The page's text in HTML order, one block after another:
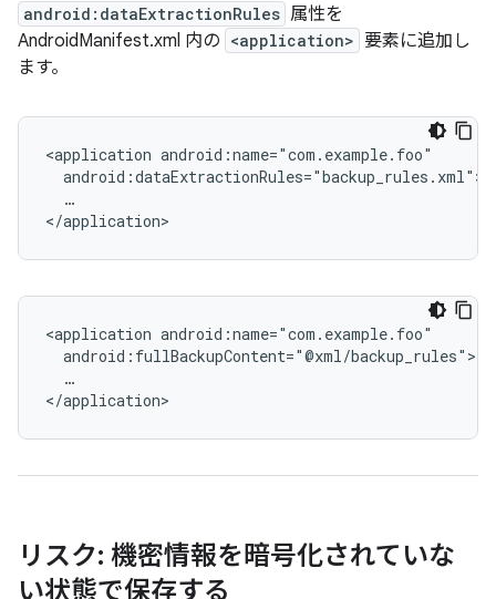
android:dataExtractionRules 属性を
AndroidManifest.xml 内の <application> 要素に追加し
ます。
<application
…
<application
…
リスク: 機密情報を暗号化されていな
い状態で保存する